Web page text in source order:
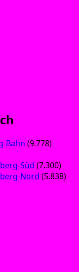
Bahn (9.778)
Süd (7.300)
Nord (5.838)